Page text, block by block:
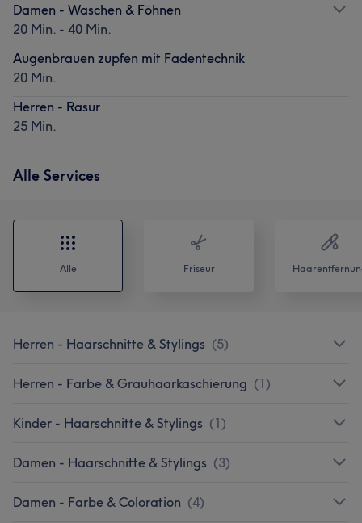
Damen - Waschen & Föhnen
20 Min. - 40 Min.
Augenbrauen zupfen mit Fadentechnik
20 Min.
Herren - Rasur
25 Min.
Alle Services
Alle Friseur
Herren - Haarschnitte & Stylings (5)
Herren - Farbe & Grauhaarkaschierung (1)
Kinder - Haarschnitte & Stylings (1)
Damen - Haarschnitte & Stylings (3)
Damen - Farbe & Coloration (4)